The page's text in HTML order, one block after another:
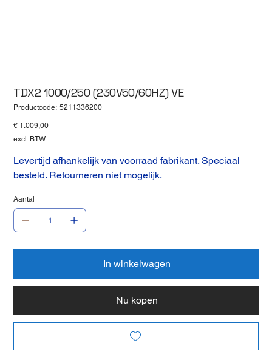
TDX2 1000/250 (230V50/60HZ) VE
Productcode: Productcode
5211336200
Prijs
€ 1.009,00
excl. BTW
Levertijd afhankelijk van voorraad fabrikant. Speciaal
besteld. Retourneren niet mogelijk.
Aantal
In winkelwagen
Nu kopen